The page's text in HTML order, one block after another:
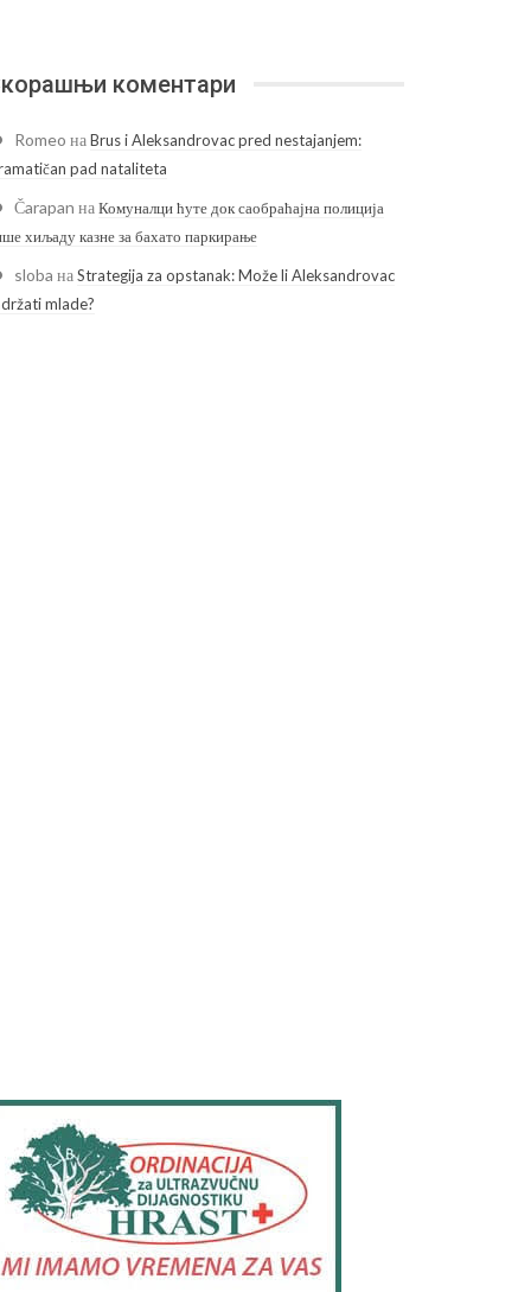
коментари
Romeo наBrus i Aleksandrovac pred nestajanjem:
pad nataliteta
Čarapan наКомуналци ћуте док саобраћајна полиција
хиљаду казне за бахато паркирање
sloba наStrategija za opstanak: Može li Aleksandrovac
mlade?